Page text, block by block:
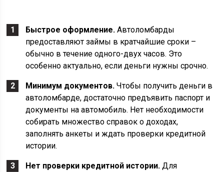
Быстрое оформление. Автоломбарды
предоставляют займы в кратчайшие сроки –
обычно в течение одного-двух часов. Это
особенно актуально, если деньги нужны срочно.
Минимум документов. Чтобы получить деньги в
автоломбарде, достаточно предъявить паспорт и
документы на автомобиль. Нет необходимости
собирать множество справок о доходах,
заполнять анкеты и ждать проверки кредитной
истории.
Нет проверки кредитной истории. Для